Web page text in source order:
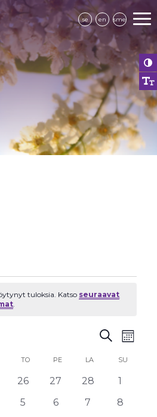
se en sme
tuloksia. Katso seuraavat
.
Näkymät
Etsi
TO TORSTAIPE PERJANTAI
LA LAUANTAI
SU
0
26
0
27
0
28
0
1
0
5
0
6
0
7
0
8